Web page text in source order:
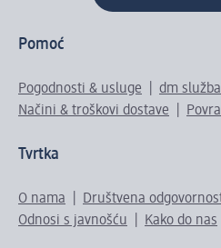
Pomoć
Pogodnosti & usluge
dm
Načini & troškovi dostave
Tvrtka
O nama Društvena
Odnosi s javnošću
Kako do nas